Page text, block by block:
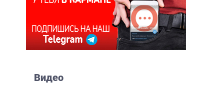
Видео